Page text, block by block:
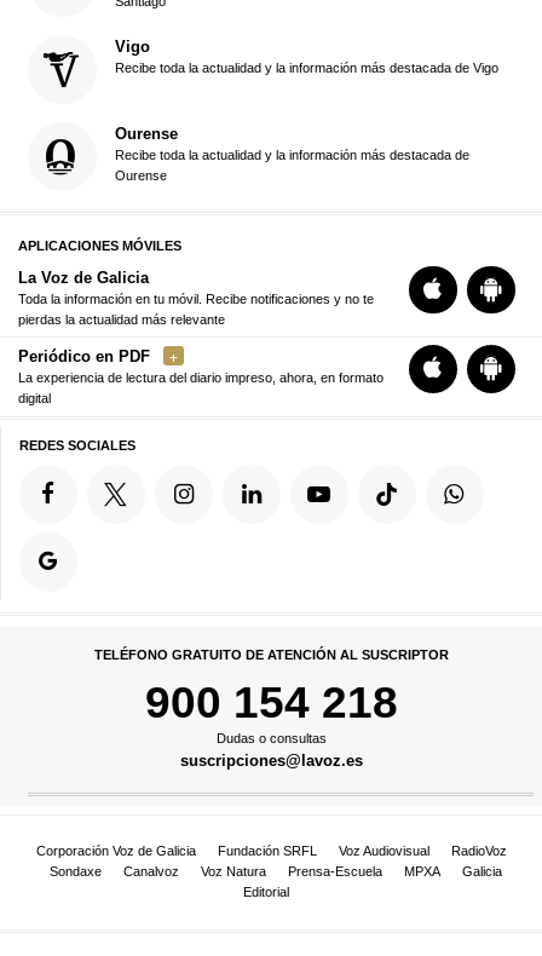
Vigo
Recibe toda la actualidad y la información más destacada de Vigo
Ourense
Recibe toda la actualidad y la información más destacada de
Ourense
APLICACIONES MÓVILES
La Voz de Galicia
Toda la información en tu móvil. Recibe notificaciones y no te
pierdas la actualidad más relevante
Periódico en PDF
La experiencia de lectura del diario impreso, ahora, en formato
digital
REDES SOCIALES
TELÉFONO GRATUITO DE ATENCIÓN AL SUSCRIPTOR
900 154 218
Dudas o consultas
suscripciones@lavoz.es
Corporación Voz de Galicia Fundación SRFL Voz Audiovisual
RadioVoz
Sondaxe
Canalvoz Voz Natura Prensa-Escuela MPXA
Galicia
Editorial